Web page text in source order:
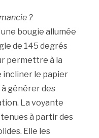
?
bougie allumée
de 145 degrés
permettre à la
incliner le papier
générer des
La voyante
à partir des
Elle les